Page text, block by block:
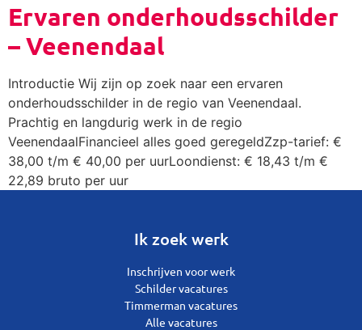
Ervaren onderhoudsschilder
– Veenendaal
Introductie Wij zijn op zoek naar een ervaren
onderhoudsschilder in de regio van Veenendaal.
Prachtig en langdurig werk in de regio
VeenendaalFinancieel alles goed geregeldZzp-tarief: €
38,00 t/m € 40,00 per uurLoondienst: € 18,43 t/m €
22,89 bruto per uur
Ik zoek werk
Inschrijven voor werk
Schilder vacatures
Timmerman vacatures
Alle vacatures